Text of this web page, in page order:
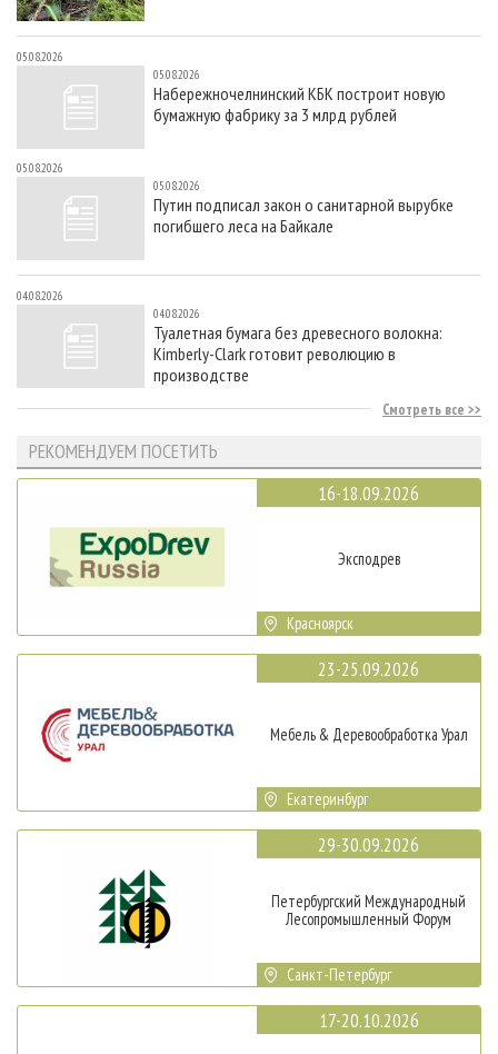
05.08.2026
05.08.2026
Набережночелнинский КБК построит новую
бумажную фабрику за 3 млрд рублей
05.08.2026
05.08.2026
Путин подписал закон о санитарной вырубке
погибшего леса на Байкале
04.08.2026
04.08.2026
Туалетная бумага без древесного волокна:
Kimberly-Clark готовит революцию в
производстве
Смотреть все
РЕКОМЕНДУЕМ ПОСЕТИТЬ
16-18.09.2026
Эксподрев
Красноярск
23-25.09.2026
Мебель & Деревообработка Урал
Екатеринбург
29-30.09.2026
Петербургский Международный
Лесопромышленный Форум
Санкт-Петербург
17-20.10.2026